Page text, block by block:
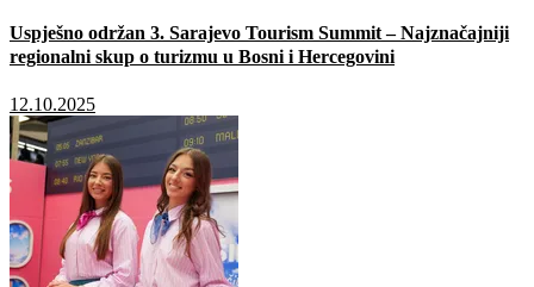
Uspješno održan 3. Sarajevo Tourism Summit – Najznačajniji
regionalni skup o turizmu u Bosni i Hercegovini
12.10.2025